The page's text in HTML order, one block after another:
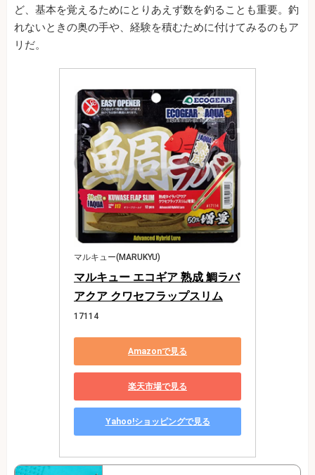
ど、基本を覚えるためにとりあえず数を釣ることも重要。釣
れないときの奥の手や、経験を積むために付けてみるのもア
リだ。
マルキュー(MARUKYU)
マルキュー エコギア 熟成 鯛ラバ
アクア クワセフラップスリム
17114
Amazonで見る
楽天市場で見る
Yahoo!ショッピングで見る